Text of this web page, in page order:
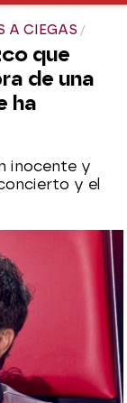
A CIEGAS
que
de una
ha
inocente y
y el